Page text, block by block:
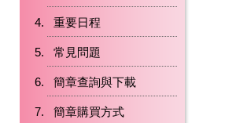
重要日程
常見問題
簡章查詢與下載
簡章購買方式